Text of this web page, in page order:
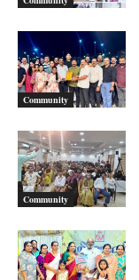
Community
Community